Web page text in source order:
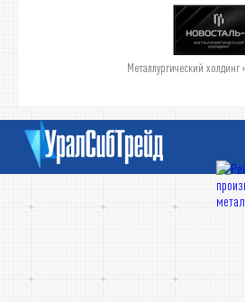
Металлургический